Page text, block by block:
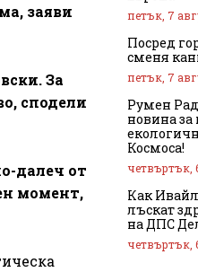
заяви
За
сподели
далеч от
момент,
петък, 7
Посред
сменя
петък, 7
Румен
новина за
Космоса!
четвъртък,
Как
лъскат
на ДПС
четвъртък,